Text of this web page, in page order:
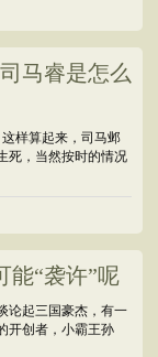
马睿是怎么
样算起来，司马邺
死，当然按时的情况
能“袭许”呢
论起三国豪杰，有一
开创者，小霸王孙